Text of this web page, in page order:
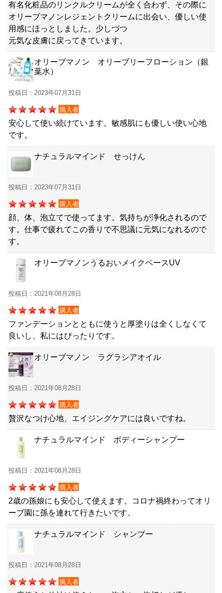
有名化粧品のリンクルクリームが全く合わず、その際に
オリーブマノンレジェントクリームに出会い、優しい使
用感にほっとしました。少しづつ
元気な皮膚に戻ってきています。
オリーブマノン オリーブリーフローション（銀
葉水）
投稿日：2023年07月31日
購入者
安心して使い続けています。敏感肌にも優しい使い心地
です。
ナチュラルマインド せっけん
投稿日：2023年07月31日
購入者
顔、体、泡立てで使ってます。気持ちが浄化されるので
す。仕事で疲れてこの香りで不思議に元気になれるので
す。
オリーブマノンうるおいメイクベースUV
投稿日：2021年08月28日
購入者
ファンデーションとともに使うと厚塗りは全くしなくて
良いし、私にはぴったりです。
オリーブマノン ラグラシアオイル
投稿日：2021年08月28日
購入者
贅沢なつけ心地、エイジングケアには良いですね。
ナチュラルマインド ボディーシャンプー
投稿日：2021年08月28日
購入者
2歳の孫娘にも安心して使えます。コロナ禍終わってオリ
ーブ園に孫を連れて行きたいです。
ナチュラルマインド シャンプー
投稿日：2021年08月28日
購入者